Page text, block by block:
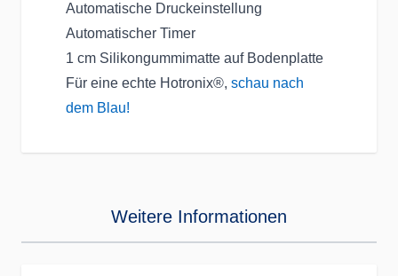
Automatische Druckeinstellung
Automatischer Timer
1 cm Silikongummimatte auf Bodenplatte
Für eine echte Hotronix®, schau nach
dem Blau!
Weitere Informationen